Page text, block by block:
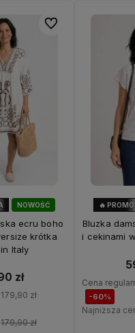
NOWOŚĆ
ecru boho
krótka
Italy
zł
179,90 zł
179,90 zł
Do ulubionych
🔥
Bluzka
i cekinami
Cena
-60%
Najniższa